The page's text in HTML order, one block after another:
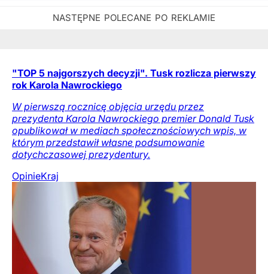
"TOP 5 najgorszych decyzji". Tusk rozlicza pierwszy
rok Karola Nawrockiego
W pierwszą rocznicę objęcia urzędu przez
prezydenta Karola Nawrockiego premier Donald Tusk
opublikował w mediach społecznościowych wpis, w
którym przedstawił własne podsumowanie
dotychczasowej prezydentury.
OpinieKraj